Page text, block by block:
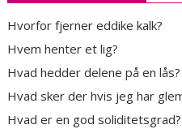
Hvorfor fjerner eddike kalk?
Hvem henter et lig?
Hvad hedder delene på en lås?
Hvad sker der hvis jeg har
Hvad er en god soliditetsgrad?